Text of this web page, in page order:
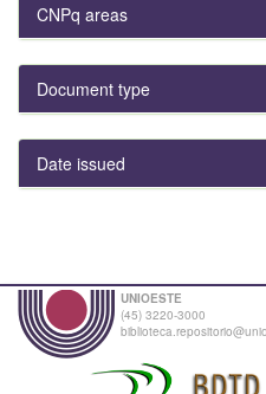
CNPq areas
Document type
Date issued
UNIOESTE
(45) 3220-3000